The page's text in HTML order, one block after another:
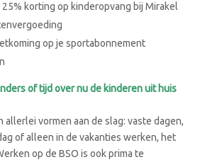
korting op kinderopvang bij Mirakel
op je sportabonnement
of tijd over nu de kinderen uit huis
allerlei vormen aan de slag: vaste dagen,
of alleen in de vakanties werken, het
op de BSO is ook prima te